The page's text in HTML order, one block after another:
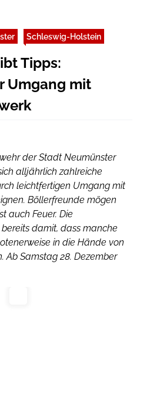
Schleswig-Holstein
Tipps:
Umgang mit
der Stadt Neumünster
alljährlich zahlreiche
leichtfertigen Umgang mit
Böllerfreunde mögen
auch Feuer. Die
damit, dass manche
in die Hände von
Ab Samstag 28. Dezember